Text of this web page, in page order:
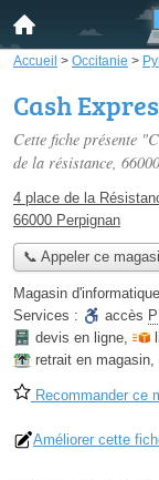
Accueil > Occitanie >
Cash
Cette fiche présente
de la résistance,
4 place de la
66000 Perpignan
📞 Appeler ce
Magasin d'informatique
Services :
accès
devis en ligne,
retrait en magasin,
Recommander ce
Améliorer cette